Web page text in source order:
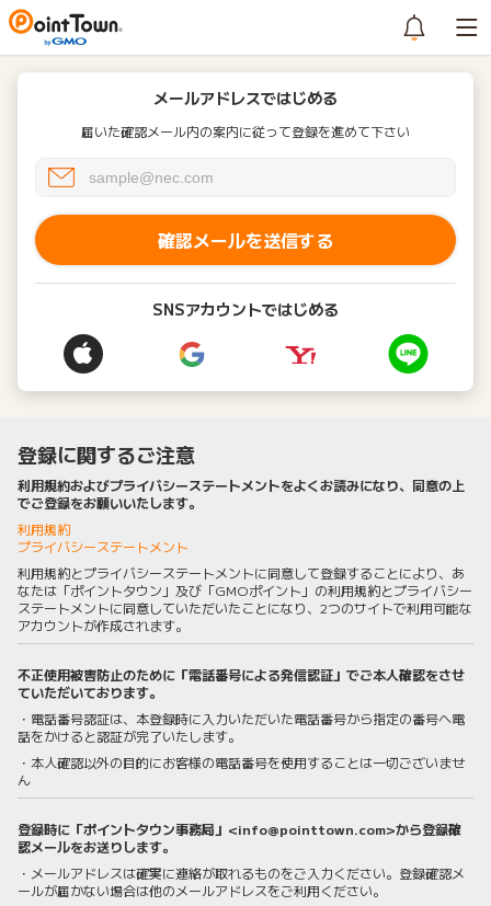
メールアドレスではじめる
届いた確認メール内の案内に従って登録を進めて下さい
確認メールを送信する
SNSアカウントではじめる
登録に関するご注意
利用規約およびプライバシーステートメントをよくお読みになり、同意の上
でご登録をお願いいたします。
利用規約
プライバシーステートメント
利用規約とプライバシーステートメントに同意して登録することにより、あ
なたは「ポイントタウン」及び「GMOポイント」の利用規約とプライバシー
ステートメントに同意していただいたことになり、2つのサイトで利用可能な
アカウントが作成されます。
不正使用被害防止のために「電話番号による発信認証」でご本人確認をさせ
ていただいております。
・電話番号認証は、本登録時に入力いただいた電話番号から指定の番号へ電
話をかけると認証が完了いたします。
・本人確認以外の目的にお客様の電話番号を使用することは一切ございませ
ん
登録時に「ポイントタウン事務局」<info@pointtown.com>から登録確
認メールをお送りします。
・メールアドレスは確実に連絡が取れるものをご入力ください。登録確認メ
ールが届かない場合は他のメールアドレスをご利用ください。